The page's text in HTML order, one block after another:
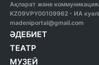
Ақпарат және
KZ09VPY00109962 - ИА
madeniportal@gmail.com
ӘДЕБИЕТ
ТЕАТР
МУЗЕЙ